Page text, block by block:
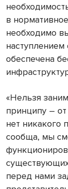
в
необходимо
обеспечена
«Нельзя
принципу –
нет никакого
сообща, мы
перед нами